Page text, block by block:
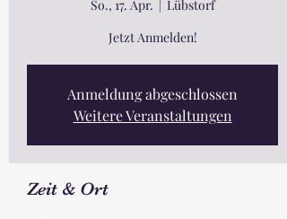
So., 17. Apr.
  |
Lübstorf
Jetzt Anmelden!
Anmeldung abgeschlossen
Weitere Veranstaltungen
Zeit & Ort